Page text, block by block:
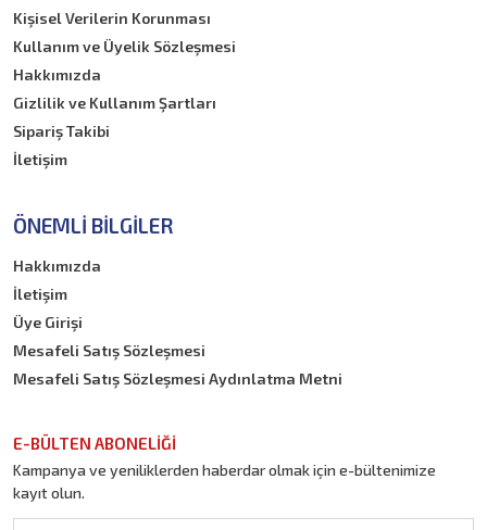
Kişisel Verilerin Korunması
Kullanım ve Üyelik Sözleşmesi
Hakkımızda
Gizlilik ve Kullanım Şartları
Sipariş Takibi
İletişim
ÖNEMLI BILGILER
Hakkımızda
İletişim
Üye Girişi
Mesafeli Satış Sözleşmesi
Mesafeli Satış Sözleşmesi Aydınlatma Metni
E-BÜLTEN ABONELİĞİ
Kampanya ve yeniliklerden haberdar olmak için e-bültenimize
kayıt olun.